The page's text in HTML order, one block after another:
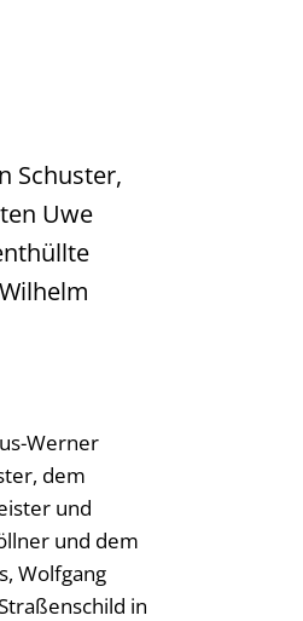
Schuster,
Uwe
Werner
dem
und
und dem
Wolfgang
in